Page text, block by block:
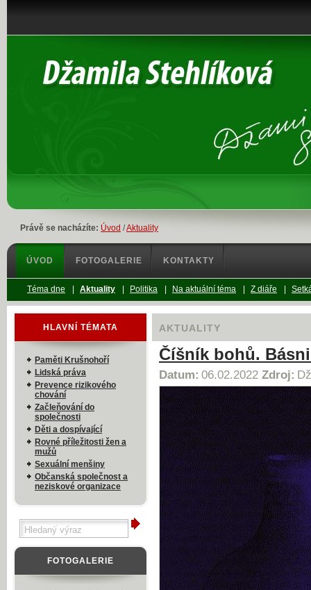
Právě se nacházíte: Úvod /Aktuality
AKTUALITY
Číšník bohů.
Datum: 06.02.2022 Zdroj:
HLAVNÍ TÉMATA
Paměti Krušnohoří
Lidská práva
Prevence rizikového
chování
Začleňování do
společnosti
Děti a dospívající
Rovné příležitosti žen a
mužů
Sexuální menšiny
Občanská společnost a
neziskové organizace
FOTOGALERIE
ÚVOD FOTOGALERIE KONTAKTY
Téma dne Aktuality Politika Na aktuální téma Z diáře